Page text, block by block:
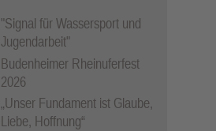
"Signal für Wassersport und
Jugendarbeit"
Budenheimer Rheinuferfest
2026
„Unser Fundament ist Glaube,
Liebe, Hoffnung“